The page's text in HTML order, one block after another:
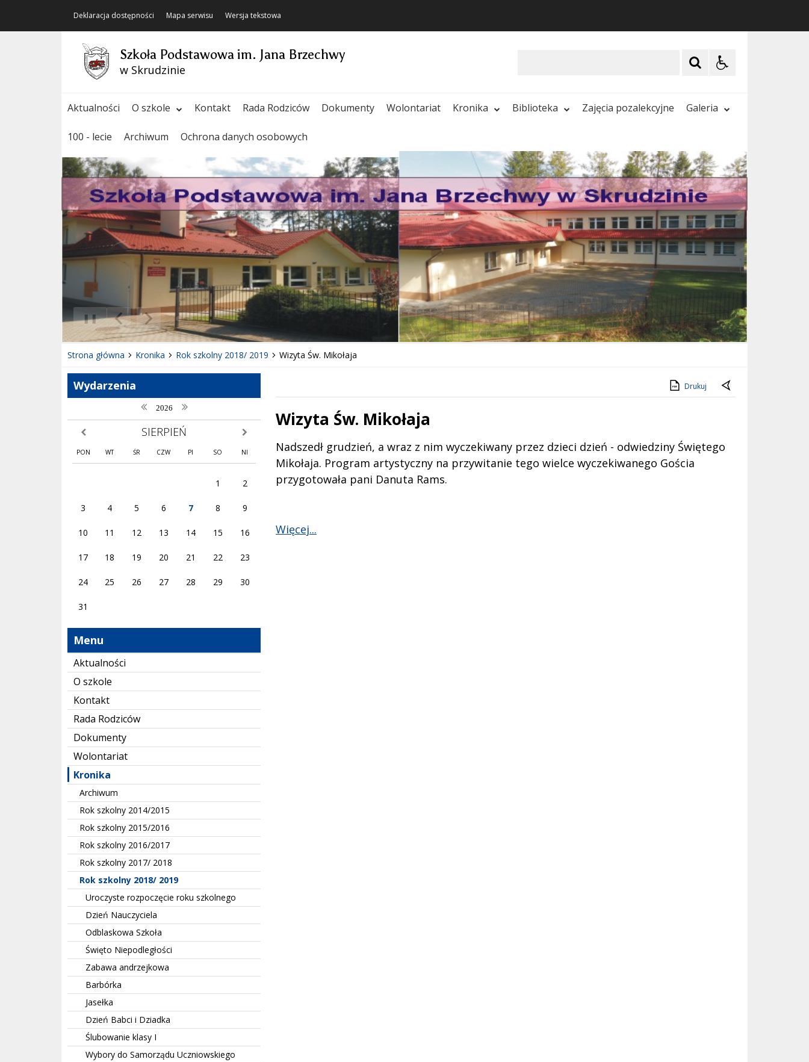
Deklaracja dostępności Mapa serwisu Wersja tekstowa
Szkoła Podstawowa im. Jana Brzechwy
w Skrudzinie
Aktualności O szkole Kontakt Rada Rodziców Dokumenty Wolontariat Kronika Biblioteka Zajęcia pozalekcyjne Galeria
100 - lecie Archiwum Ochrona danych osobowych
Poprzedni Element
Następny Element
❚❚
Strona główna Kronika Rok szkolny 2018/ 2019 Wizyta Św. Mikołaja
Wydarzenia
poprzedni rok
2026 następny rok
poprzedni miesiąc SIERPIEŃ następny miesiąc
PON WT ŚR CZW PI SO NI
1 2
3 4 5 6 7 8 9
10 11 12 13 14 15 16
17 18 19 20 21 22 23
24 25 26 27 28 29 30
31
Menu
Aktualności
O szkole
Kontakt
Rada Rodziców
Dokumenty
Wolontariat
Kronika
Archiwum
Rok szkolny 2014/2015
Rok szkolny 2015/2016
Rok szkolny 2016/2017
Rok szkolny 2017/ 2018
Rok szkolny 2018/ 2019
Uroczyste rozpoczęcie roku szkolnego
Dzień Nauczyciela
Odblaskowa Szkoła
Święto Niepodległości
Zabawa andrzejkowa
Barbórka
Jasełka
Dzień Babci i Dziadka
Ślubowanie klasy I
Wybory do Samorządu Uczniowskiego
Drukuj
Wizyta Św. Mikołaja
Treść
Nadszedł grudzień, a wraz z nim wyczekiwany przez dzieci dzień - odwiedziny Świętego
Mikołaja. Program artystyczny na przywitanie tego wielce wyczekiwanego Gościa
przygotowała pani Danuta Rams.
Więcej...